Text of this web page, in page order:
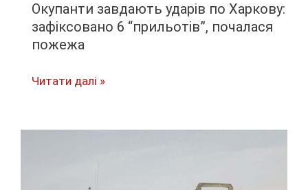
Окупанти завдають ударів по Харкову:
зафіксовано 6 “прильотів”, почалася
пожежа
Окупанти
Читати далі »